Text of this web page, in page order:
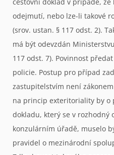
odejmutí, nebo lze-li takové
(srov. ustan. § 117 odst. 2).
má být odevzdán
117 odst. 7). Povinnost
policie. Postup pro případ
zastupitelstvím není
na princip exteritoriality by o
dokladu, který se v rozhodný
konzulárním úřadě, muselo
pravidel o mezinárodní